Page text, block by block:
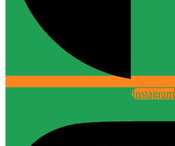
Instagram